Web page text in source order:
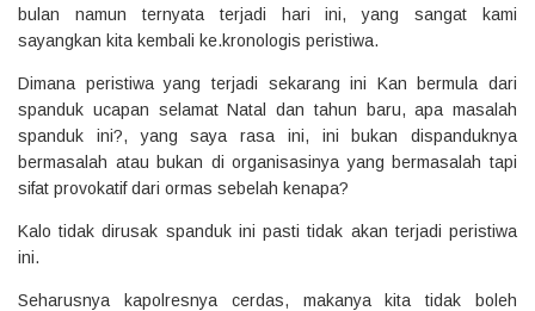
bulan namun ternyata terjadi hari ini, yang sangat kami
sayangkan kita kembali ke.kronologis peristiwa.
Dimana peristiwa yang terjadi sekarang ini Kan bermula dari
spanduk ucapan selamat Natal dan tahun baru, apa masalah
spanduk ini?, yang saya rasa ini, ini bukan dispanduknya
bermasalah atau bukan di organisasinya yang bermasalah tapi
sifat provokatif dari ormas sebelah kenapa?
Kalo tidak dirusak spanduk ini pasti tidak akan terjadi peristiwa
ini.
Seharusnya kapolresnya cerdas, makanya kita tidak boleh